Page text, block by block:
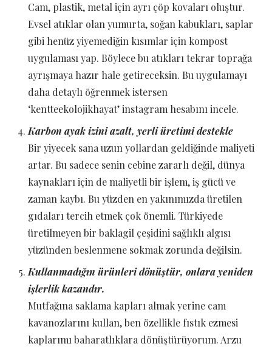
Cam, plastik, metal için ayrı çöp kovaları oluştur.
Evsel atıklar olan yumurta, soğan kabukları, saplar
gibi henüz yiyemediğin kısımlar için kompost
uygulaması yap. Böylece bu atıkları tekrar toprağa
ayrışmaya hazır hale getireceksin. Bu uygulamayı
daha detaylı öğrenmek istersen
‘kentteekolojikhayat’ instagram hesabını incele.
Karbon ayak izini azalt, yerli üretimi destekle
Bir yiyecek sana uzun yollardan geldiğinde maliyeti
artar. Bu sadece senin cebine zararlı değil, dünya
kaynakları için de maliyetli bir işlem, iş gücü ve
zaman kaybı. Bu yüzden en yakınımızda üretilen
gıdaları tercih etmek çok önemli. Türkiyede
üretilmeyen bir baklagil çeşidini sağlıklı algısı
yüzünden beslenmene sokmak zorunda değilsin.
Kullanmadığın ürünleri dönüştür, onlara yeniden
işlerlik kazandır.
Mutfağına saklama kapları almak yerine cam
kavanozlarını kullan, ben özellikle fıstık ezmesi
kaplarımı baharatlıklara dönüştürüyorum. Arzu